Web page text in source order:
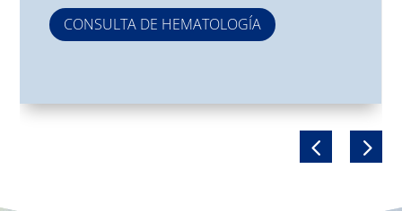
CONSULTA DE HEMATOLOGÍA